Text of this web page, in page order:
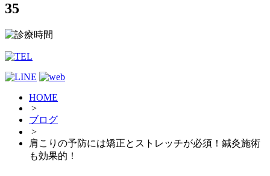
35
HOME
>
ブログ
>
肩こりの予防には矯正とストレッチが必須！鍼灸施術
も効果的！